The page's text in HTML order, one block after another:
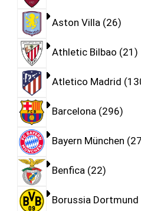
Aston Villa 26
Athletic Bilbao 21
Atletico Madrid
Barcelona 296
Bayern München
Benfica 22
Borussia Dortmund